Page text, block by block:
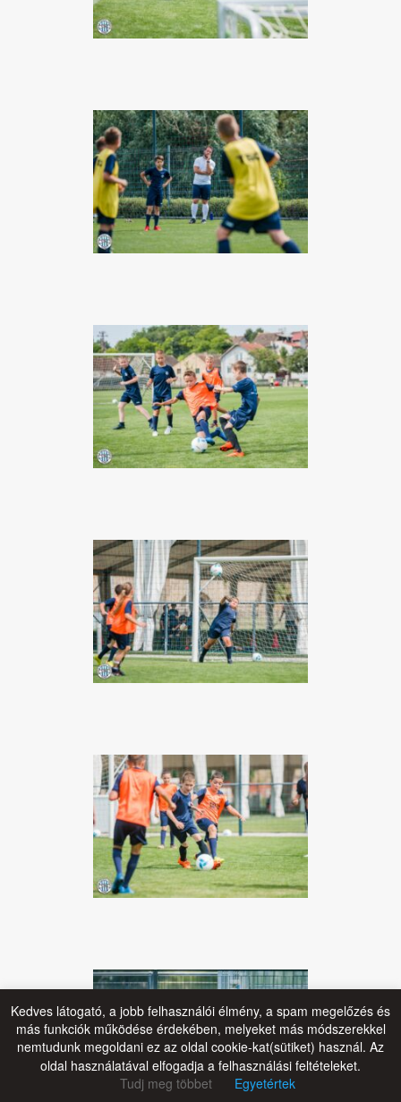
Kedves látogató, a jobb felhasználói élmény, a spam megelőzés és
más funkciók működése érdekében, melyeket más módszerekkel
nemtudunk megoldani ez az oldal cookie-kat(sütiket) használ. Az
oldal használatával elfogadja a felhasználási feltételeket.
Tudj meg többet
Egyetértek